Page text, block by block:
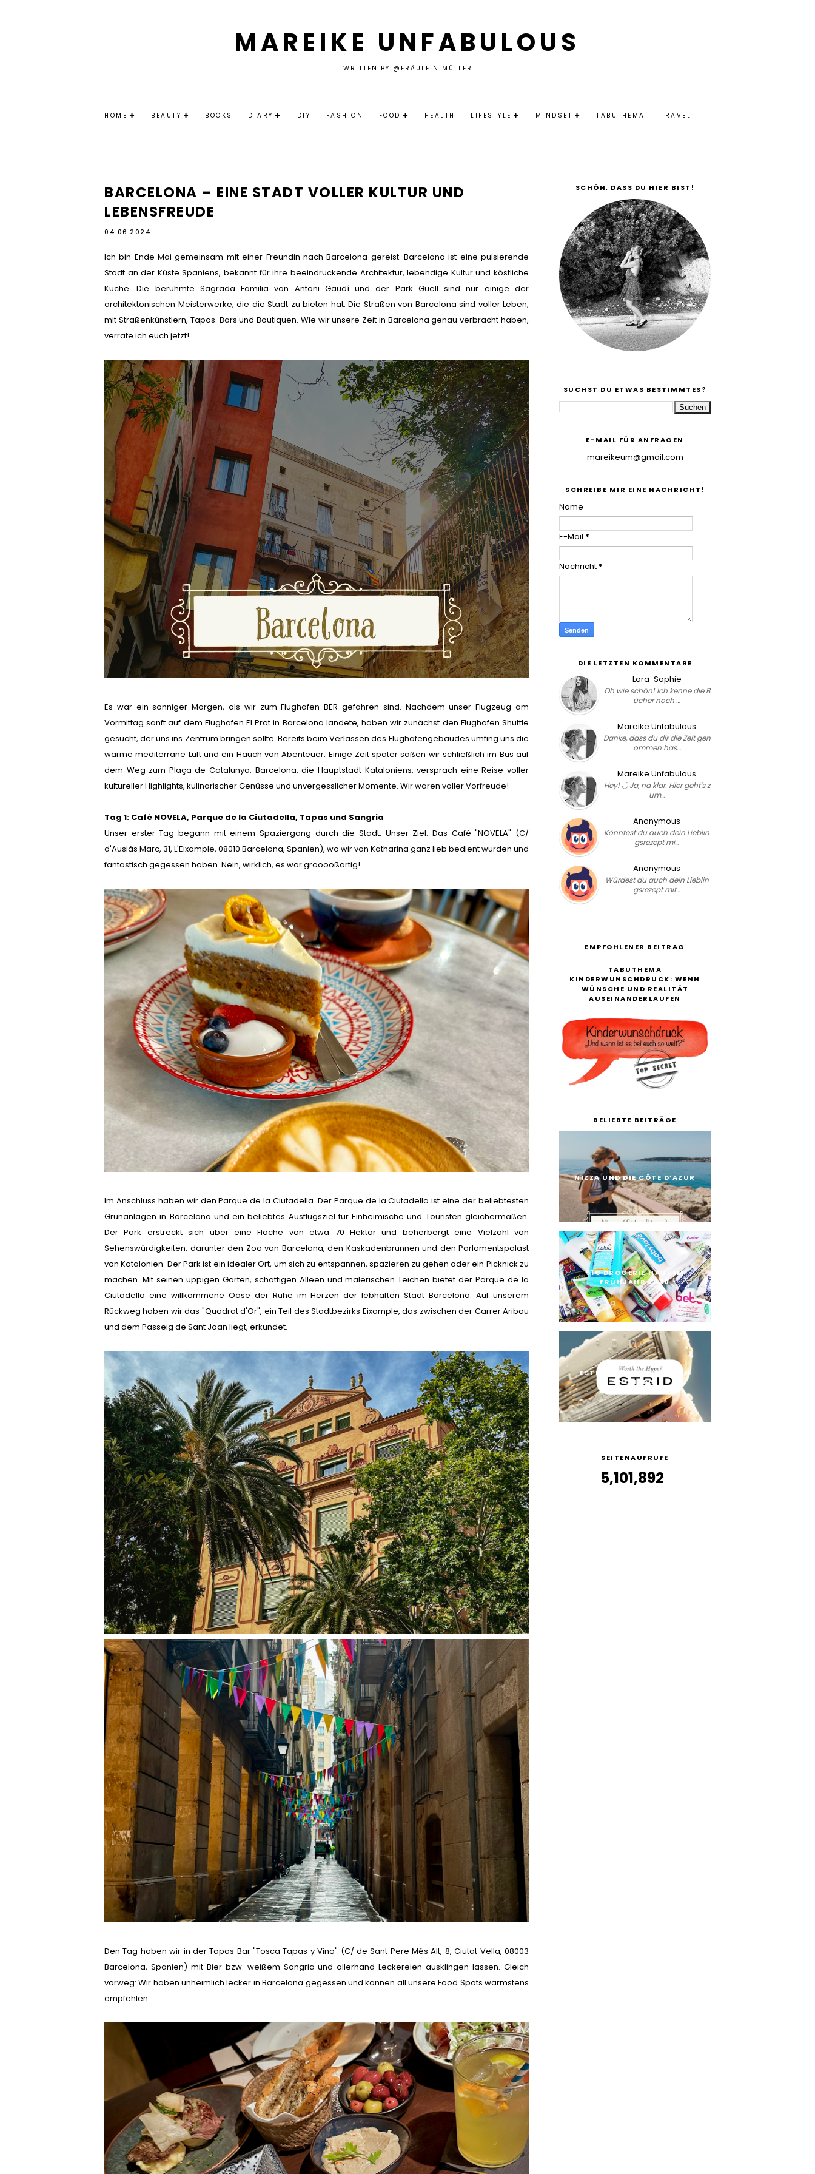
MAREIKE UNFABULOUS
WRITTEN BY @FRÄULEIN MÜLLER
HOME BEAUTY BOOKS DIARY DIY FASHION FOOD HEALTH LIFESTYLE MINDSET TABUTHEMA TRAVEL
BARCELONA – EINE STADT VOLLER KULTUR UND
LEBENSFREUDE
04.06.2024
Ich bin Ende Mai gemeinsam mit einer Freundin nach Barcelona gereist. Barcelona ist eine pulsierende
Stadt an der Küste Spaniens, bekannt für ihre beeindruckende Architektur, lebendige Kultur und köstliche
Küche. Die berühmte Sagrada Familia von Antoni Gaudí und der Park Güell sind nur einige der
architektonischen Meisterwerke, die die Stadt zu bieten hat. Die Straßen von Barcelona sind voller Leben,
mit Straßenkünstlern, Tapas-Bars und Boutiquen. Wie wir unsere Zeit in Barcelona genau verbracht haben,
verrate ich euch jetzt!
Es war ein sonniger Morgen, als wir zum Flughafen BER gefahren sind. Nachdem unser Flugzeug am
Vormittag sanft auf dem Flughafen El Prat in Barcelona landete, haben wir zunächst den Flughafen Shuttle
gesucht, der uns ins Zentrum bringen sollte. Bereits beim Verlassen des Flughafengebäudes umfing uns die
warme mediterrane Luft und ein Hauch von Abenteuer. Einige Zeit später saßen wir schließlich im Bus auf
dem Weg zum Plaça de Catalunya. Barcelona, die Hauptstadt Kataloniens, versprach eine Reise voller
kultureller Highlights, kulinarischer Genüsse und unvergesslicher Momente. Wir waren voller Vorfreude!
Tag 1: Café NOVELA, Parque de la Ciutadella, Tapas und Sangria
Unser erster Tag begann mit einem Spaziergang durch die Stadt. Unser Ziel: Das Café "NOVELA" (C/
d'Ausiàs Marc, 31, L'Eixample, 08010 Barcelona, Spanien), wo wir von Katharina ganz lieb bedient wurden und
fantastisch gegessen haben. Nein, wirklich, es war grooooßartig!
Im Anschluss haben wir den Parque de la Ciutadella. Der Parque de la Ciutadella ist eine der beliebtesten
Grünanlagen in Barcelona und ein beliebtes Ausflugsziel für Einheimische und Touristen gleichermaßen.
Der Park erstreckt sich über eine Fläche von etwa 70 Hektar und beherbergt eine Vielzahl von
Sehenswürdigkeiten, darunter den Zoo von Barcelona, den Kaskadenbrunnen und den Parlamentspalast
von Katalonien. Der Park ist ein idealer Ort, um sich zu entspannen, spazieren zu gehen oder ein Picknick zu
machen. Mit seinen üppigen Gärten, schattigen Alleen und malerischen Teichen bietet der Parque de la
Ciutadella eine willkommene Oase der Ruhe im Herzen der lebhaften Stadt Barcelona. Auf unserem
Rückweg haben wir das "Quadrat d'Or", ein Teil des Stadtbezirks Eixample, das zwischen der Carrer Aribau
und dem Passeig de Sant Joan liegt, erkundet.
Den Tag haben wir in der Tapas Bar "Tosca Tapas y Vino" (C/ de Sant Pere Més Alt, 8, Ciutat Vella, 08003
Barcelona, Spanien) mit Bier bzw. weißem Sangria und allerhand Leckereien ausklingen lassen. Gleich
vorweg: Wir haben unheimlich lecker in Barcelona gegessen und können all unsere Food Spots wärmstens
empfehlen.
SCHÖN, DASS DU HIER BIST!
SUCHST DU ETWAS BESTIMMTES?
E-MAIL FÜR ANFRAGEN
mareikeum@gmail.com
SCHREIBE MIR EINE NACHRICHT!
Name
E-Mail *
Nachricht *
DIE LETZTEN KOMMENTARE
Lara-Sophie
Oh wie schön! Ich kenne die B
ücher noch …
Mareike Unfabulous
Danke, dass du dir die Zeit gen
ommen has…
Mareike Unfabulous
Hey! ◡̈ Ja, na klar. Hier geht's z
um…
Anonymous
Könntest du auch dein Lieblin
gsrezept mi…
Anonymous
Würdest du auch dein Lieblin
gsrezept mit…
EMPFOHLENER BEITRAG
TABUTHEMA
KINDERWUNSCHDRUCK: WENN
WÜNSCHE UND REALITÄT
AUSEINANDERLAUFEN
BELIEBTE BEITRÄGE
NIZZA UND DIE CÔTE D’AZUR
51€ DROGERIE HAUL IM
FRÜHJAHR 2020
ESTRID RASIERER: WORTH
THE HYPE?
SEITENAUFRUFE
5,101,892